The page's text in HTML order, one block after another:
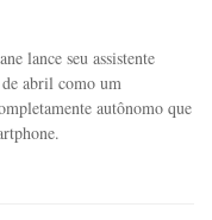
lance seu assistente
abril como um
autônomo que